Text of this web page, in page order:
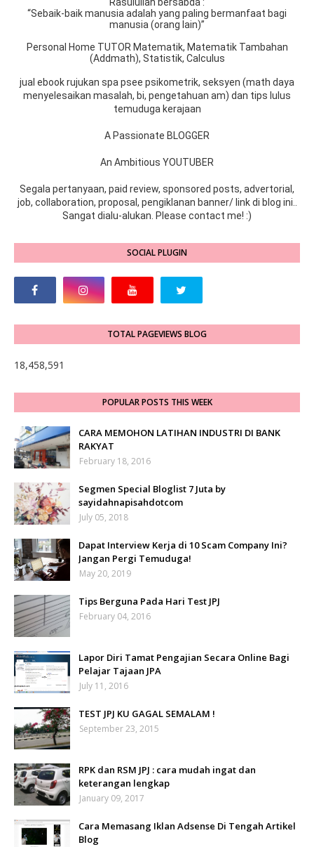
“Sebaik-baik manusia adalah yang paling bermanfaat bagi
manusia (orang lain)”
Personal Home TUTOR Matematik, Matematik Tambahan
(Addmath), Statistik, Calculus
jual ebook rujukan spa psee psikometrik, seksyen (math daya
menyelesaikan masalah, bi, pengetahuan am) dan tips lulus
temuduga kerajaan
A Passionate BLOGGER
An Ambitious YOUTUBER
Segala pertanyaan, paid review, sponsored posts, advertorial,
job, collaboration, proposal, pengiklanan banner/ link di blog ini..
Sangat dialu-alukan. Please contact me! :)
SOCIAL PLUGIN
TOTAL PAGEVIEWS BLOG
18,458,591
POPULAR POSTS THIS WEEK
CARA MEMOHON LATIHAN INDUSTRI DI BANK
RAKYAT
February 18, 2016
Segmen Special Bloglist 7 Juta by
sayidahnapisahdotcom
July 05, 2018
Dapat Interview Kerja di 10 Scam Company Ini?
Jangan Pergi Temuduga!
May 20, 2019
Tips Berguna Pada Hari Test JPJ
February 04, 2016
Lapor Diri Tamat Pengajian Secara Online Bagi
Pelajar Tajaan JPA
July 11, 2016
TEST JPJ KU GAGAL SEMALAM !
September 23, 2015
RPK dan RSM JPJ : cara mudah ingat dan
keterangan lengkap
January 09, 2017
Cara Memasang Iklan Adsense Di Tengah Artikel
Blog